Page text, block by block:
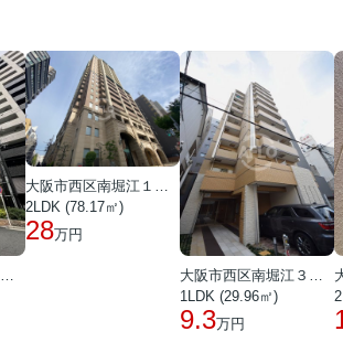
大阪市西区南堀江１丁目
2LDK (78.17㎡)
28万円
大阪市西区南堀江３丁目
1LDK (29.96㎡)
9.3万円